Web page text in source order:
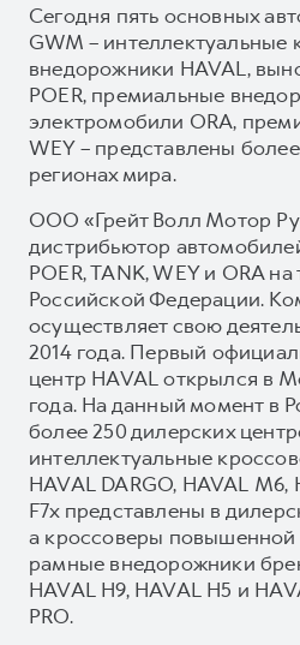
Сегодня пять основных
GWM – интеллектуальные
внедорожники HAVAL,
POER, премиальные
электромобили ORA,
WEY – представлены
регионах мира.
ООО «Грейт Волл Мотор
дистрибьютор
POER, TANK, WEY и ORA
Российской Федерации.
осуществляет свою
2014 года. Первый
центр HAVAL открылся в
года. На данный момент в
более 250 дилерских
интеллектуальные
HAVAL DARGO, HAVAL М6,
F7x представлены в
а кроссоверы
рамные внедорожники
HAVAL H9, HAVAL H5 и
PRO.